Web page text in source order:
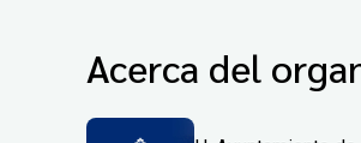
Acerca del